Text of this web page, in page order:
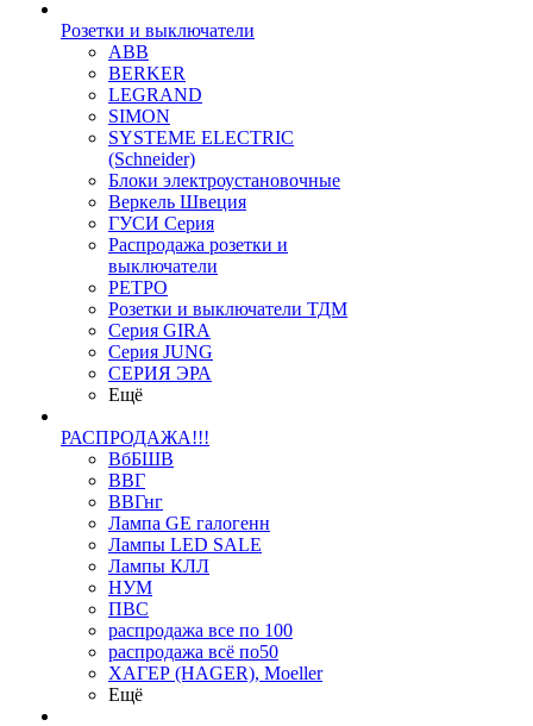
Розетки и выключатели
ABB
BERKER
LEGRAND
SIMON
SYSTEME ELECTRIC
(Schneider)
Блоки электроустановочные
Веркель Швеция
ГУСИ Серия
Распродажа розетки и
выключатели
РЕТРО
Розетки и выключатели ТДМ
Серия GIRA
Серия JUNG
СЕРИЯ ЭРА
Ещё
РАСПРОДАЖА!!!
ВбБШВ
ВВГ
ВВГнг
Лампа GE галогенн
Лампы LED SALE
Лампы КЛЛ
НУМ
ПВС
распродажа все по 100
распродажа всё по50
ХАГЕР (HAGER), Moeller
Ещё